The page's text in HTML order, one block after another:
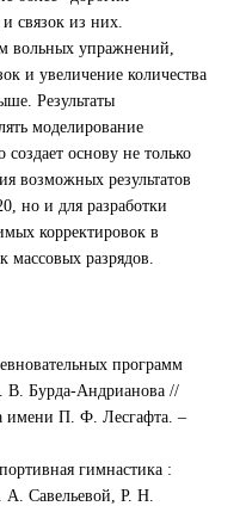
связок из них.
вольных упражнений,
и увеличение количества
Результаты
моделирование
основу не только
возможных результатов
но и для разработки
корректировок в
массовых разрядов.
программ
В. Бурда-Андрианова //
имени П. Ф. Лесгафта. –
гимнастика :
А. Савельевой, Р. Н.